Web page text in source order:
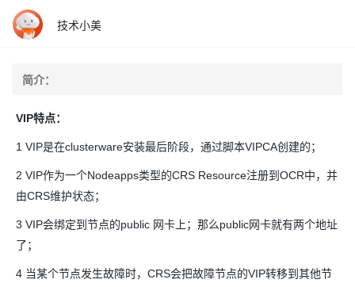
技术小美
简介：
VIP特点：
1 VIP是在clusterware安装最后阶段，通过脚本VIPCA创建的；
2 VIP作为一个Nodeapps类型的CRS Resource注册到OCR中，并
由CRS维护状态；
3 VIP会绑定到节点的public 网卡上；那么public网卡就有两个地址
了；
4 当某个节点发生故障时，CRS会把故障节点的VIP转移到其他节